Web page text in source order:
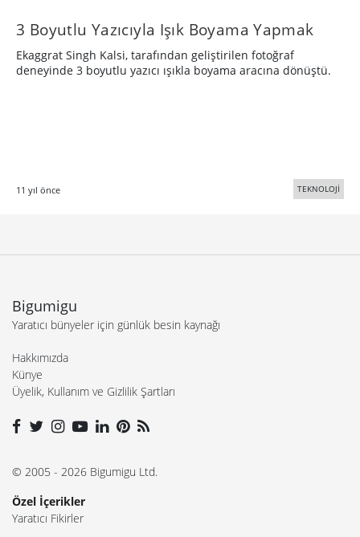
3 Boyutlu Yazıcıyla Işık Boyama Yapmak
Ekaggrat Singh Kalsi, tarafından geliştirilen fotoğraf
deneyinde 3 boyutlu yazıcı ışıkla boyama aracına dönüştü.
11 yıl önce TEKNOLOJİ
Bigumigu
Yaratıcı bünyeler için günlük besin kaynağı
Hakkımızda
Künye
Üyelik, Kullanım ve Gizlilik Şartları
© 2005 - 2026 Bigumigu Ltd.
Özel İçerikler
Yaratıcı Fikirler